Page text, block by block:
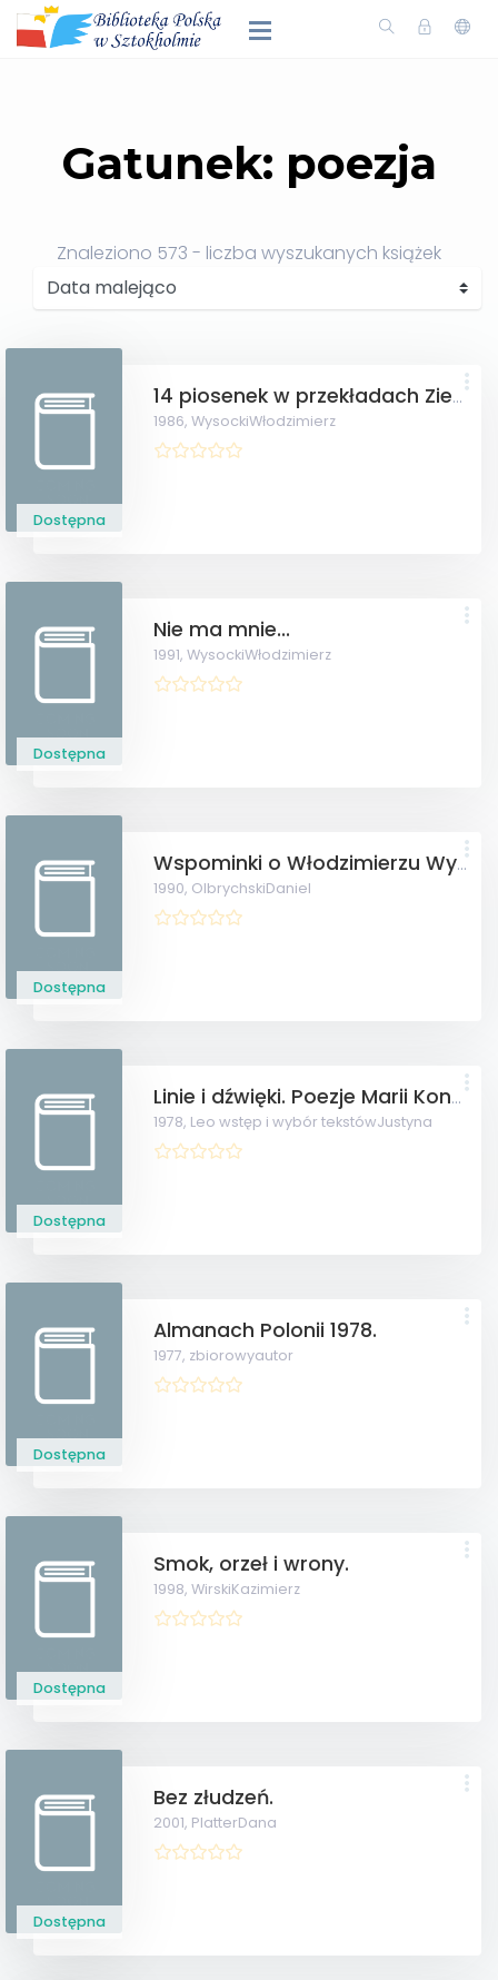
Gatunek: poezja
Znaleziono 573 - liczba wyszukanych książek
Dostępna
14 piosenek w przekładach Ziemowita Fedeckiego.
1986,WysockiWłodzimierz
Dostępna
Nie ma mnie...
1991,WysockiWłodzimierz
Dostępna
Wspominki o Włodzimierzu Wysockim.
1990, OlbrychskiDaniel
Dostępna
Linie i dźwięki. Poezje Marii Konopnickiej z rysunkami Stanisława Wyspiańskiego.
1978, Leo wstęp i wybór tekstówJustyna
Dostępna
Almanach Polonii 1978.
1977, zbiorowyautor
Dostępna
Smok, orzeł i wrony.
1998,WirskiKazimierz
Dostępna
Bez złudzeń.
2001, PlatterDana